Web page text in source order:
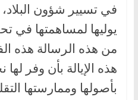
في تسيير شؤون البلاد،
يوليها لمساهمتها في
من هذه الرسالة هذه
هذه الإيالة بأن وفر لها
بأصولها وممارستها